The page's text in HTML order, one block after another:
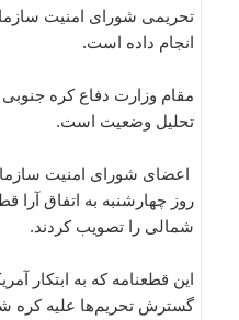
تحریمی شورای امنیت
انجام داده است.
مقام وزارت دفاع کره
تحلیل وضعیت است.
اعضای شورای امنیت
روز چهارشنبه به اتفاق آرا
شمالی را تصویب کردند.
این قطعنامه که به ابتکار
گسترش تحریم‌ها علیه کره